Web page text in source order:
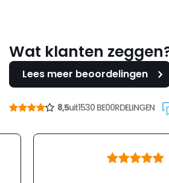
Wat klanten
Lees meer beoordelingen
8,5uit1530 BE00RDELINGEN